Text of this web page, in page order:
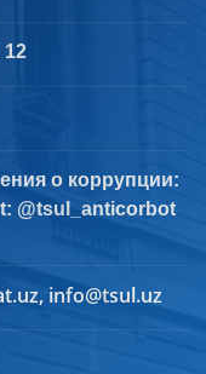
12
о коррупции:
@tsul_anticorbot
info@tsul.uz